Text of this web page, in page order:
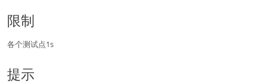
限制
各个测试点1s
提示